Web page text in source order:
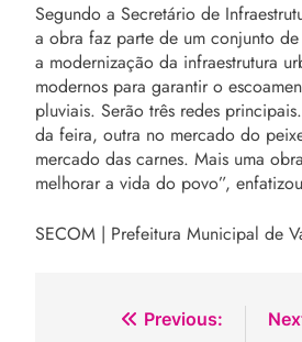
Segundo a Secretário de
a obra faz parte de um conjunto
a modernização da infraestrutura
modernos para garantir o
pluviais. Serão três redes
da feira, outra no mercado do
mercado das carnes. Mais uma
melhorar a vida do povo”,
SECOM | Prefeitura Municipal de
Navegação
Previous: